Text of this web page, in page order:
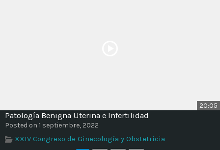
20:05
Patología Benigna Uterina e Infertilidad
Posted on 1 septiembre, 2022
XXIV Congreso de Ginecología y Obstetricia